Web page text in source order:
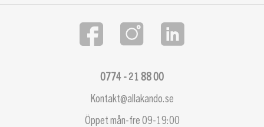
Kontakt@allakando.se
0774 - 21 88 00
Öppet mån-fre 09-19:00